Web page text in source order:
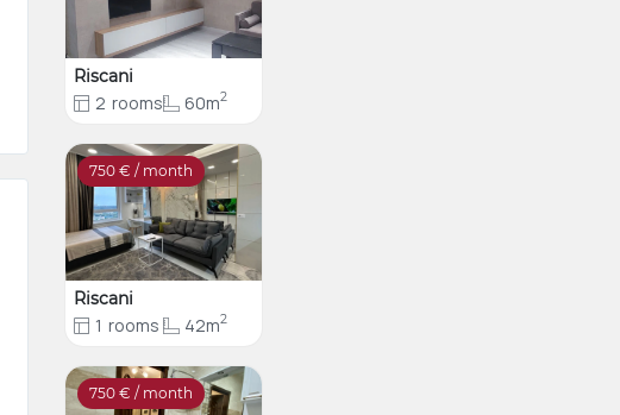
Riscani
2 rooms 60m2
750 € / month
Riscani
1 rooms 42m2
750 € / month